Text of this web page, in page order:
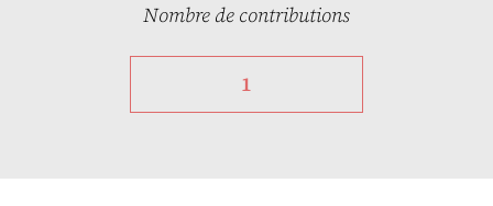
Nombre de contributions
1